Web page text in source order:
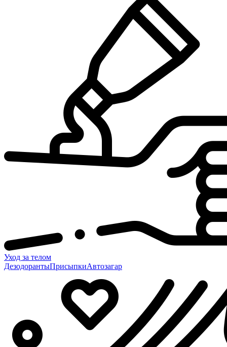
Уход за телом
ДезодорантыПрисыпкиАвтозагар